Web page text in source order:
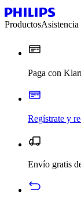
ProductosAsistencia
Paga con
Regístrate y
Envío gratis